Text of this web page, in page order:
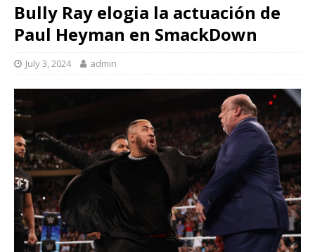
Bully Ray elogia la actuación de
Paul Heyman en SmackDown
July 3, 2024 admin